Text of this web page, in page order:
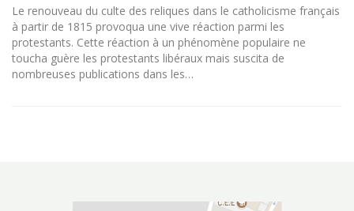
Le renouveau du culte des reliques dans le catholicisme français
à partir de 1815 provoqua une vive réaction parmi les
protestants. Cette réaction à un phénomène populaire ne
toucha guère les protestants libéraux mais suscita de
nombreuses publications dans les…